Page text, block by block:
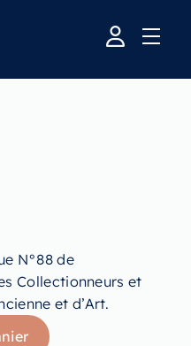
N°88 de
Collectionneurs et
et d’Art.